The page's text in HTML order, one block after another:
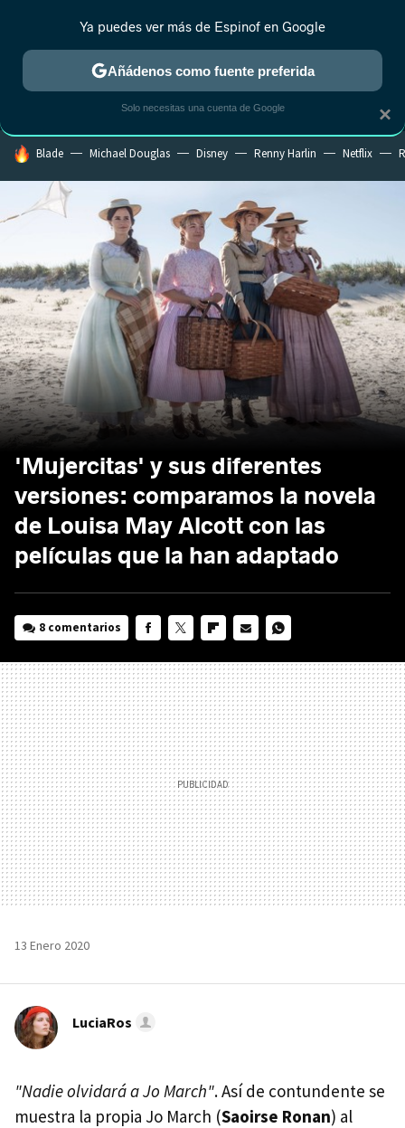
MENÚ NUEVO
ESTRENOS REALITY ANIME RANKINGS CINE
HOY SE HABLA DE
Blade Michael Douglas Disney Renny Harlin Netflix
'Mujercitas' y sus diferentes
versiones: comparamos la novela
de Louisa May Alcott con las
películas que la han adaptado
8 comentarios
MAIL
13 Enero 2020
LuciaRos
"Nadie olvidará a Jo March". Así de contundente se
muestra la propia Jo March (Saoirse Ronan) al
×
Ya puedes ver más de Espinof en Google
Añádenos como fuente preferida
Solo necesitas una cuenta de Google